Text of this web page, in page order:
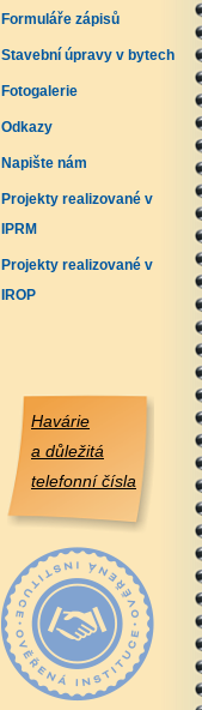
Formuláře zápisů
Stavební úpravy v bytech
Fotogalerie
Odkazy
Napište nám
Projekty realizované v
IPRM
Projekty realizované v
IROP
Havárie
a důležitá
telefonní čísla